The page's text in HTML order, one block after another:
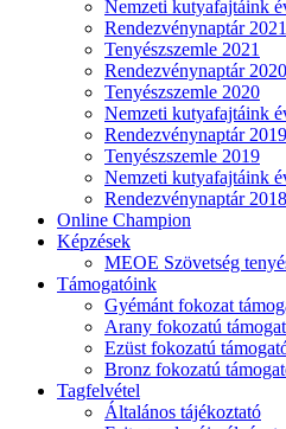
Nemzeti kutyafajtáink
Rendezvénynaptár 2021
Tenyészszemle 2021
Rendezvénynaptár 2020
Tenyészszemle 2020
Nemzeti kutyafajtáink
Rendezvénynaptár 2019
Tenyészszemle 2019
Nemzeti kutyafajtáink
Rendezvénynaptár 2018
Online Champion
Képzések
MEOE Szövetség
Támogatóink
Gyémánt fokozat
Arany fokozatú
Ezüst fokozatú
Bronz fokozatú
Tagfelvétel
Általános tájékoztató